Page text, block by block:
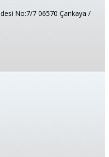
No:7/7 06570 Çankaya /